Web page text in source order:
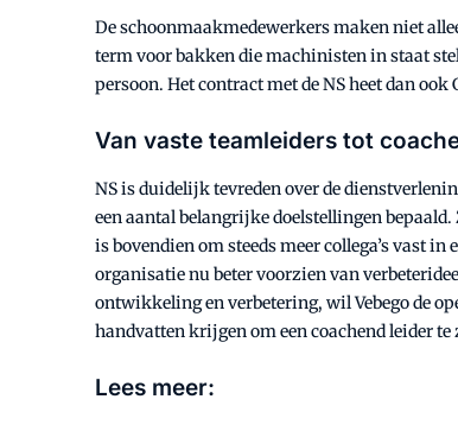
De schoonmaakmedewerkers maken niet
term voor bakken die machinisten in staat
persoon. Het contract met de NS heet dan
Van vaste teamleiders tot
NS is duidelijk tevreden over de
een aantal belangrijke doelstellingen bepaald.
is bovendien om steeds meer collega’s vast
organisatie nu beter voorzien van
ontwikkeling en verbetering, wil Vebego de
handvatten krijgen om een coachend leider
Lees meer: